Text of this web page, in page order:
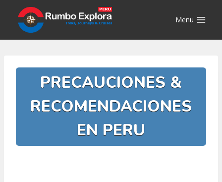
contenido
Menu
PRECAUCIONES &
RECOMENDACIONES
EN PERU